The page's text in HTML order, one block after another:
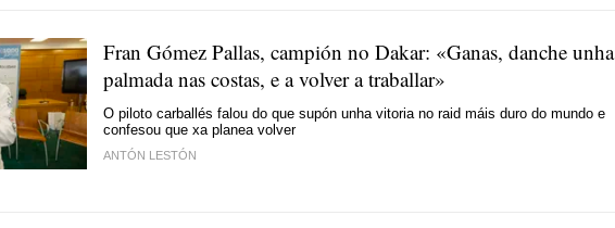
Fran Gómez Pallas, campión no Dakar: «Ganas, danche unha
palmada nas costas, e a volver a traballar»
O piloto carballés falou do que supón unha vitoria no raid máis duro do mundo e
confesou que xa planea volver
ANTÓN LESTÓN